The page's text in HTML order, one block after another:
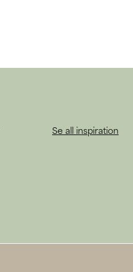
Se all inspiration